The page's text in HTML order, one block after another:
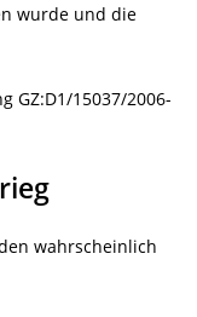
wurde und die
GZ:D1/15037/2006-
wahrscheinlich